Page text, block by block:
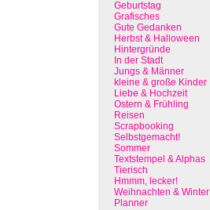
Geburtstag
Grafisches
Gute Gedanken
Herbst & Halloween
Hintergründe
In der Stadt
Jungs & Männer
kleine & große Kinder
Liebe & Hochzeit
Ostern & Frühling
Reisen
Scrapbooking
Selbstgemacht!
Sommer
Textstempel & Alphas
Tierisch
Hmmm, lecker!
Weihnachten & Winter
Planner